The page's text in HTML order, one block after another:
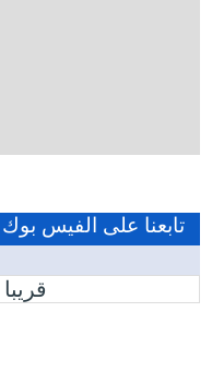
تابعنا على الفيس بوك
قريبا